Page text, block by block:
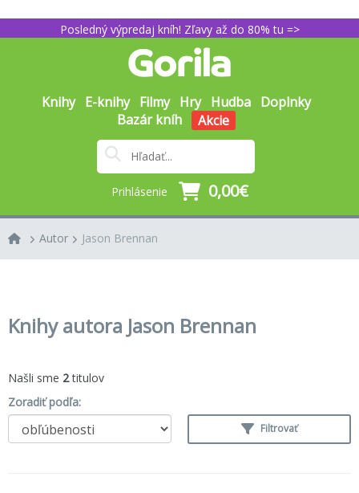
Posledný výpredaj kníh! Zľavy až do 80% tu =>
Knihy E-knihy Filmy Hry Hudba Doplnky
Bazár kníh
Akcie
Prihlásenie 0,00€
Autor Jason Brennan
Knihy autora Jason Brennan
Našli sme 2titulov
Zoradiť podľa:
Filtrovať